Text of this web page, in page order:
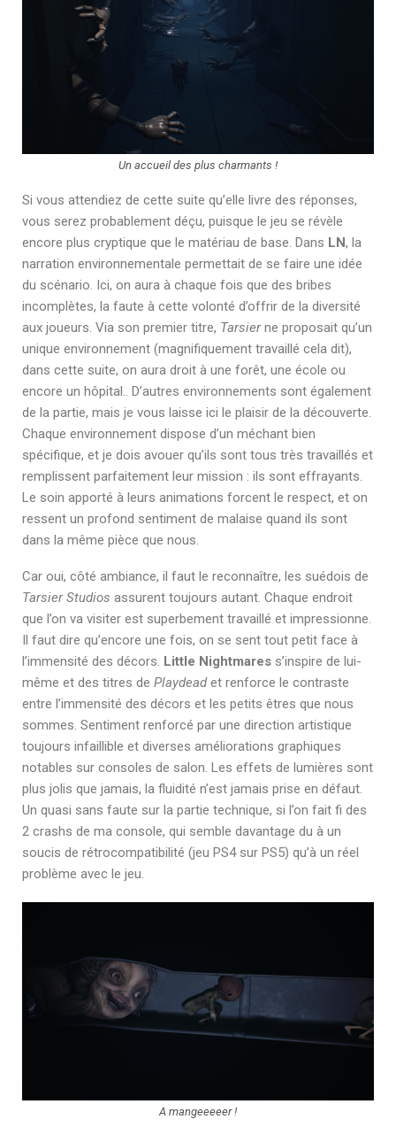
Un accueil des plus charmants !
Si vous attendiez de cette suite qu’elle livre des réponses,
vous serez probablement déçu, puisque le jeu se révèle
encore plus cryptique que le matériau de base. Dans LN, la
narration environnementale permettait de se faire une idée
du scénario. Ici, on aura à chaque fois que des bribes
incomplètes, la faute à cette volonté d’offrir de la diversité
aux joueurs. Via son premier titre, Tarsierne proposait qu’un
unique environnement (magnifiquement travaillé cela dit),
dans cette suite, on aura droit à une forêt, une école ou
encore un hôpital.. D’autres environnements sont également
de la partie, mais je vous laisse ici le plaisir de la découverte.
Chaque environnement dispose d’un méchant bien
spécifique, et je dois avouer qu’ils sont tous très travaillés et
remplissent parfaitement leur mission : ils sont effrayants.
Le soin apporté à leurs animations forcent le respect, et on
ressent un profond sentiment de malaise quand ils sont
dans la même pièce que nous.
Car oui, côté ambiance, il faut le reconnaître, les suédois de
Tarsier Studios assurent toujours autant. Chaque endroit
que l’on va visiter est superbement travaillé et impressionne.
Il faut dire qu’encore une fois, on se sent tout petit face à
l’immensité des décors. Little Nightmares s’inspire de lui-
même et des titres de Playdeadet renforce le contraste
entre l’immensité des décors et les petits êtres que nous
sommes. Sentiment renforcé par une direction artistique
toujours infaillible et diverses améliorations graphiques
notables sur consoles de salon. Les effets de lumières sont
plus jolis que jamais, la fluidité n’est jamais prise en défaut.
Un quasi sans faute sur la partie technique, si l’on fait fi des
2 crashs de ma console, qui semble davantage du à un
soucis de rétrocompatibilité (jeu PS4 sur PS5) qu’à un réel
problème avec le jeu.
A mangeeeeer !